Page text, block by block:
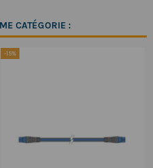
CATÉGORIE :
-15%